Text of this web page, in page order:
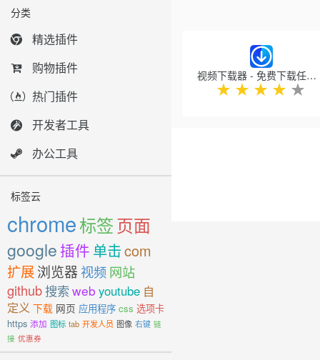
分类
精选插件
购物插件
热门插件
开发者工具
办公工具
标签云
chrome标签页面
google 插件 单击com
扩展浏览器 视频网站
github搜索web youtube 自
定义 下载 网页 应用程序 css 选项卡
https 添加 图标 tab 开发人员 图像 右键 链
接 优惠券
视频下载器 - 免费下载任何视频
★ ★ ★ ★ ★